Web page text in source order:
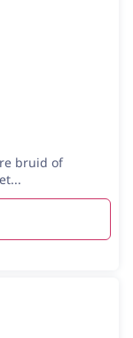
bruid of